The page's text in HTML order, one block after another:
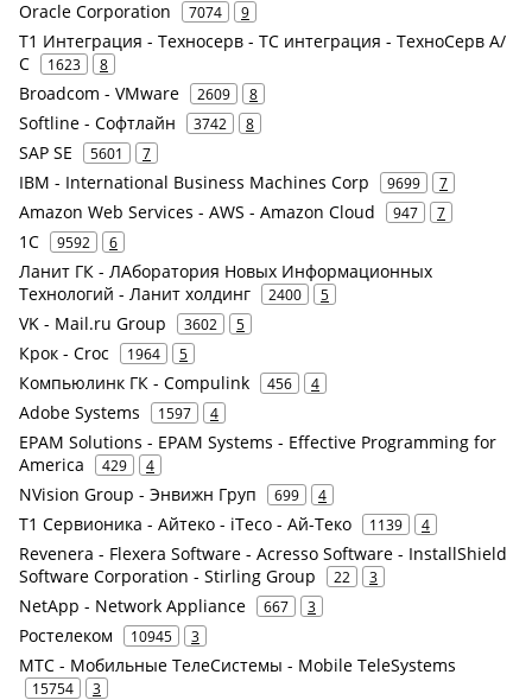
Oracle Corporation 7074 9
Т1 Интеграция - Техносерв - ТС интеграция - ТехноСерв А/
С
1623 8
Broadcom - VMware 2609 8
Softline - Софтлайн 3742 8
SAP SE 5601 7
IBM - International Business Machines Corp 9699 7
Amazon Web Services - AWS - Amazon Cloud 947 7
1С 9592 6
Ланит ГК - ЛАборатория Новых Информационных
Технологий - Ланит холдинг
2400 5
VK - Mail.ru Group 3602 5
Крок - Croc 1964 5
Компьюлинк ГК - Compulink 456 4
Adobe Systems 1597 4
EPAM Solutions - EPAM Systems - Effective Programming for
America
429 4
NVision Group - Энвижн Груп 699 4
Т1 Сервионика - Айтеко - iTeco - Ай-Теко 1139 4
Revenera - Flexera Software - Acresso Software - InstallShield
Software Corporation - Stirling Group
22 3
NetApp - Network Appliance 667 3
Ростелеком 10945 3
МТС - Мобильные ТелеСистемы - Mobile TeleSystems
15754 3